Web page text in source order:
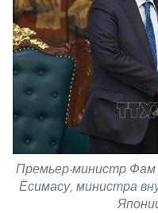
Премьер-министр Фам
Ёсимасу, министра